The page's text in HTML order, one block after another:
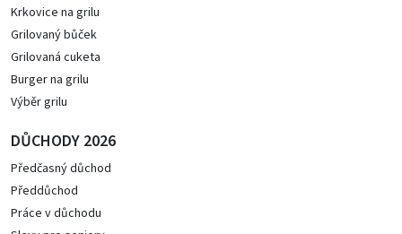
Krkovice na grilu
Grilovaný bůček
Grilovaná cuketa
Burger na grilu
Výběr grilu
DŮCHODY 2026
Předčasný důchod
Předdůchod
Práce v důchodu